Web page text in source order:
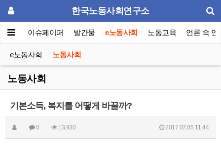
한국노동사회연구소
포럼 이슈페이퍼 발간물 e노동사회 노동교육 언론 속 연
e노동사회 노동사회
노동사회
기본소득, 복지를 어떻게 바꿀까?
0 13,930 2017.07.05 11:44